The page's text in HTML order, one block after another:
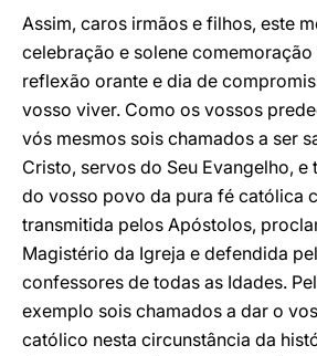
Assim, caros irmãos e filhos, este
celebração e solene
reflexão orante e dia de
vosso viver. Como os vossos
vós mesmos sois chamados a ser
Cristo, servos do Seu Evangelho, e
do vosso povo da pura fé católica
transmitida pelos Apóstolos,
Magistério da Igreja e defendida
confessores de todas as Idades.
exemplo sois chamados a dar o
católico nesta circunstância da